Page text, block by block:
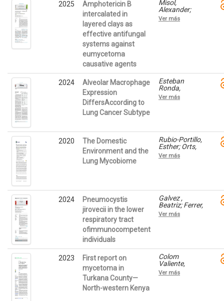
Carlos; Hagen,
Ferry; Colom,
María
Francisca
2025
Amphotericin B
intercalated in
layered clays as
effective antifungal
systems against
eumycetoma
causative agents
Misol,
Alexander;
Sáez, Esther;
Colom, María
Ver más
2024
Alveolar Macrophage
Expression
DiffersAccording to
Lung Cancer Subtype
Esteban
Ronda,
Violeta;
Javaloyes,
Sebastián;
Sancho-Chust,
José N.;
Gálvez,
Beatriz;
Valiente,
María
Francisca
Ver más
2020
The Domestic
Environment and the
Lung Mycobiome
Rubio-Portillo,
Esther; Orts,
David; Llorca,
Eleuterio;
Ferrer,
Consuelo;
Gálvez,
Beatriz;
Esteban
Martín, Carlos;
Gómez
Imbernón,
Enrique;
Ver más
2024
Pneumocystis
jirovecii in the lower
respiratory tract
ofimmunocompetent
individuals
Galvez ,
Beatriz; Ferrer,
Consuelo;
Esteban
José N.; Amat,
Beatriz;
Chiner, Eusebi;
Colom
Valiente,
Ver más
2023
First report on
mycetoma in
Turkana County—
North-western Kenya
Colom
Valiente,
María
Francisca;
Ver más